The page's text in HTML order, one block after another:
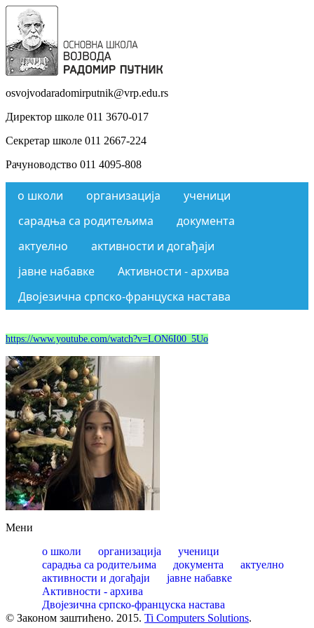
osvojvodaradomirputnik@vrp.edu.rs
Директор школе 011 3670-017
Секретар школе 011 2667-224
Рачуноводство 011 4095-808
о школи организација
ученици
сарадња са родитељима
документа
актуелно
активности и догађаји
јавне набавке
Активности - архива
Двојезична српско-француска настава
https://www.youtube.com/watch?v=LON6I00_5Uo
Мени
о школи
организација
ученици
сарадња са родитељима
документа
актуелно
активности и догађаји
јавне набавке
Активности - архива
Двојезична српско-француска настава
© Законом заштићено. 2015. Ti Computers Solutions.